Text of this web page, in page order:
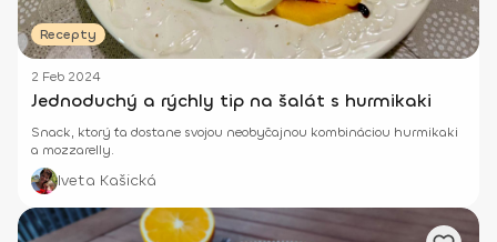
Recepty
2 Feb 2024
Jednoduchý a rýchly tip na šalát s hurmikaki
Snack, ktorý ťa dostane svojou neobyčajnou kombináciou hurmikaki
a mozzarelly.
Iveta Kašická